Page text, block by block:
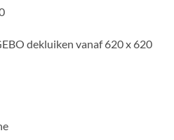
dekluiken vanaf 620 x 620